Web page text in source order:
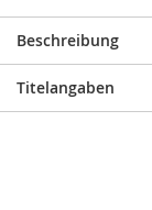
Beschreibung
Titelangaben